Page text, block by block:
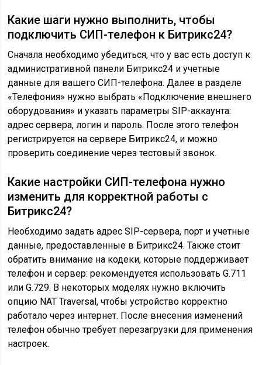
Какие шаги нужно выполнить, чтобы
подключить СИП-телефон к Битрикс24?
Сначала необходимо убедиться, что у вас есть доступ к
административной панели Битрикс24 и учетные
данные для вашего СИП-телефона. Далее в разделе
«Телефония» нужно выбрать «Подключение внешнего
оборудования» и указать параметры SIP-аккаунта:
адрес сервера, логин и пароль. После этого телефон
регистрируется на сервере Битрикс24, и можно
проверить соединение через тестовый звонок.
Какие настройки СИП-телефона нужно
изменить для корректной работы с
Битрикс24?
Необходимо задать адрес SIP-сервера, порт и учетные
данные, предоставленные в Битрикс24. Также стоит
обратить внимание на кодеки, которые поддерживает
телефон и сервер: рекомендуется использовать G.711
или G.729. В некоторых моделях нужно включить
опцию NAT Traversal, чтобы устройство корректно
работало через интернет. После внесения изменений
телефон обычно требует перезагрузки для применения
настроек.